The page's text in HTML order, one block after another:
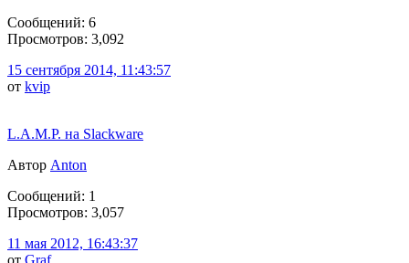
Сообщений: 6
Просмотров: 3,092
15 сентября 2014, 11:43:57
от kvip
L.A.M.P. на Slackware
Автор Anton
Сообщений: 1
Просмотров: 3,057
11 мая 2012, 16:43:37
от Graf